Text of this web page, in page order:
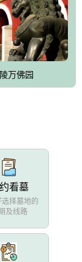
寺庙、酒店等综
营项目相互依
墓位容量8万个，
制作服务、特色
万佛园
看墓
择墓地的
及线路